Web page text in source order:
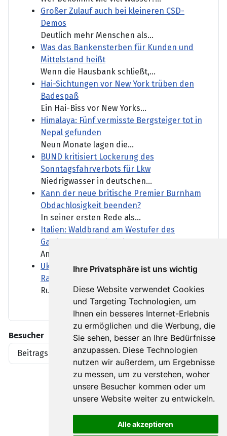
Ihre Privatsphäre ist uns wichtig
Diese Website verwendet Cookies
und Targeting Technologien, um
Ihnen ein besseres Internet-Erlebnis
zu ermöglichen und die Werbung, die
Sie sehen, besser an Ihre Bedürfnisse
anzupassen. Diese Technologien
nutzen wir außerdem, um Ergebnisse
zu messen, um zu verstehen, woher
unsere Besucher kommen oder um
unsere Website weiter zu entwickeln.
Alle akzeptieren
Großer Zulauf auch bei kleineren CSD-
Demos
Deutlich mehr Menschen als...
Was das Bankensterben für Kunden und
Mittelstand heißt
Wenn die Hausbank schließt,...
Hai-Sichtungen vor New York trüben den
Badespaß
Ein Hai-Biss vor New Yorks...
Himalaya: Fünf vermisste Bergsteiger tot in
Nepal gefunden
Neun Monate lagen die...
BUND kritisiert Lockerung des
Sonntagsfahrverbots für Lkw
Niedrigwasser in deutschen...
Kann der neue britische Premier Burnham
Obdachlosigkeit beenden?
In seiner ersten Rede als...
Italien: Waldbrand am Westufer des
Gardasees ausgebrochen
Am bei Urlaubern beliebten...
Ukraine: Schutzlos gegen ballistische
Raketen
Russland greift die Ukraine...
Besucher
Beitragsaufrufe
1919396